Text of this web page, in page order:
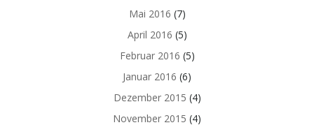
Mai 2016 (7)
April 2016 (5)
Februar 2016 (5)
Januar 2016 (6)
Dezember 2015 (4)
November 2015 (4)